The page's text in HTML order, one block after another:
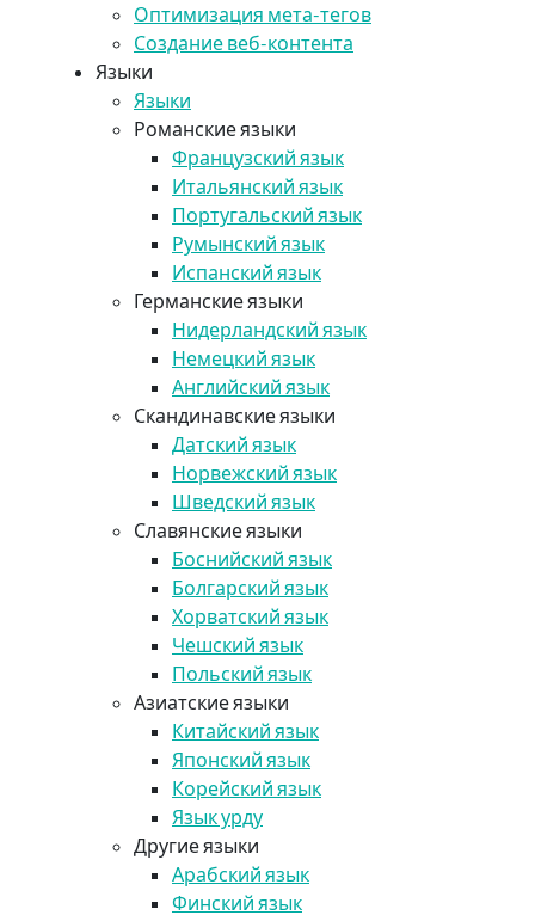
Оптимизация мета-тегов
Создание веб-контента
Языки
Языки
Романские языки
Французский язык
Итальянский язык
Португальский язык
Румынский язык
Испанский язык
Германские языки
Нидерландский язык
Немецкий язык
Английский язык
Скандинавские языки
Датский язык
Норвежский язык
Шведский язык
Славянские языки
Боснийский язык
Болгарский язык
Хорватский язык
Чешский язык
Польский язык
Азиатские языки
Китайский язык
Японский язык
Корейский язык
Язык урду
Другие языки
Арабский язык
Финский язык